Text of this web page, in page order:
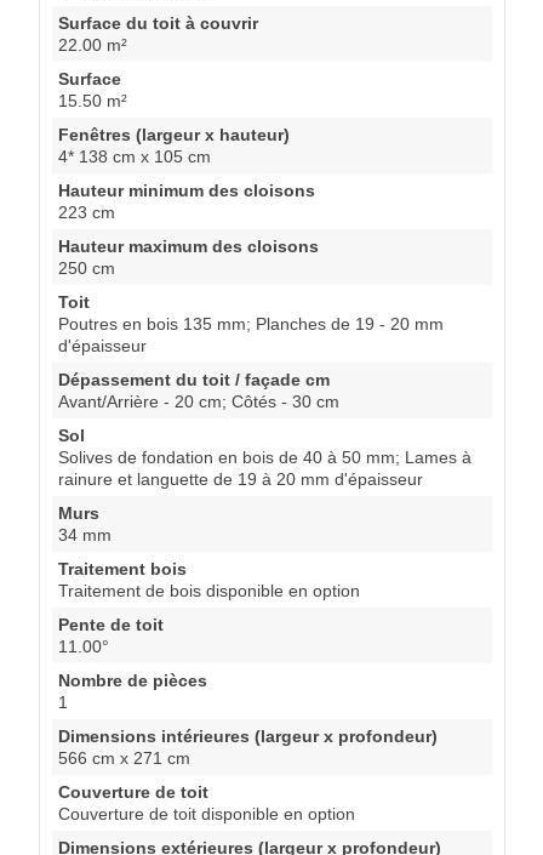
Surface du toit à couvrir
22.00 m²
Surface
15.50 m²
Fenêtres (largeur x hauteur)
4* 138 cm x 105 cm
Hauteur minimum des cloisons
223 cm
Hauteur maximum des cloisons
250 cm
Toit
Poutres en bois 135 mm; Planches de 19 - 20 mm
d'épaisseur
Dépassement du toit / façade cm
Avant/Arrière - 20 cm; Côtés - 30 cm
Sol
Solives de fondation en bois de 40 à 50 mm; Lames à
rainure et languette de 19 à 20 mm d'épaisseur
Murs
34 mm
Traitement bois
Traitement de bois disponible en option
Pente de toit
11.00°
Nombre de pièces
1
Dimensions intérieures (largeur x profondeur)
566 cm x 271 cm
Couverture de toit
Couverture de toit disponible en option
Dimensions extérieures (largeur x profondeur)